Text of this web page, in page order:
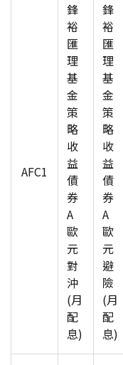
AFC1
鋒
裕
匯
理
基
金
策
略
收
益
債
券
A
歐
元
對
沖
(月
配
息)
鋒
裕
匯
理
基
金
策
略
收
益
債
券
A
歐
元
避
險
(月
配
息)